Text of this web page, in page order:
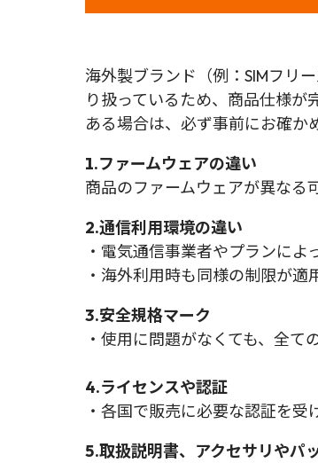
海外製ブランド（例：SIMフリ
り扱っているため、商品仕様が
ある場合は、必ず事前にお確か
1.ファームウェアの違い
商品のファームウェアが異なる
2.通信利用環境の違い
・電気通信事業者やプランによ
・海外利用時も同様の制限が適
3.安全規格マーク
・使用に問題がなくても、全て
4.ライセンスや認証
・各国で販売に必要な認証を受
5.取扱説明書、アクセサリやパ